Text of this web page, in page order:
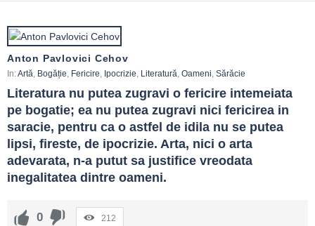
Anton Pavlovici Cehov
In:Artă Bogăție Fericire Ipocrizie Literatură Oameni Sărăcie
Literatura nu putea zugravi o fericire intemeiata
pe bogatie; ea nu putea zugravi nici fericirea in
saracie, pentru ca o astfel de idila nu se putea
lipsi, fireste, de ipocrizie. Arta, nici o arta
adevarata, n-a putut sa justifice vreodata
inegalitatea dintre oameni.
0 212